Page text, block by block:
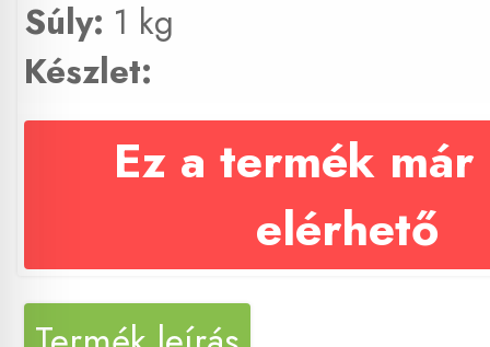
Súly: 1 kg
Készlet:
Ez a termék már
elérhető